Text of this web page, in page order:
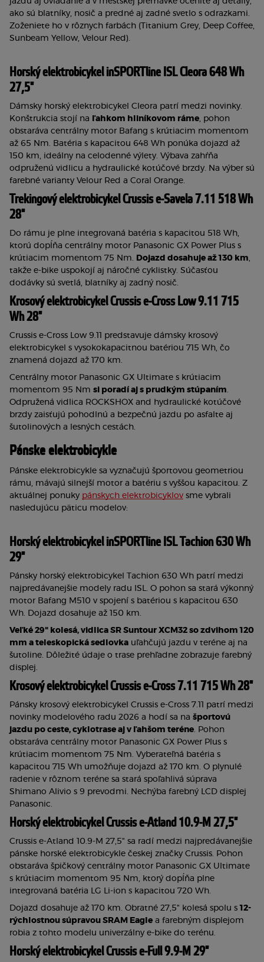
ako sú blatníky, nosič a predné aj zadné svetlo s odrazkami.
Zoženiete ho v rôznych farbách (Titanium Grey, Deep Coffee,
Sunbeam Yellow, Velour Red).
Horský elektrobicykel inSPORTline ISL Cleora 648 Wh
27,5"
Dámsky horský elektrobicykel Cleora patrí medzi novinky.
Konštrukcia stojí na
ľahkom hliníkovom ráme, pohon
obstaráva centrálny motor Bafang s krútiacim momentom
až 65 Nm. Batéria s kapacitou 648 Wh ponúka dojazd až
150 km, ideálny na celodenné výlety. Výbava zahŕňa
odpruženú vidlicu a hydraulické kotúčové brzdy. Na výber sú
farebné varianty Velour Red a Coral Orange.
Trekingový elektrobicykel Crussis e-Savela 7.11 518 Wh
28"
Do rámu je plne integrovaná batéria s kapacitou 518 Wh,
ktorú dopĺňa centrálny motor Panasonic GX Power Plus s
krútiacim momentom 75 Nm. Dojazd dosahuje až 130 km,
takže e-bike uspokojí aj náročné cyklistky. Súčasťou
dodávky sú svetlá, blatníky aj zadný nosič.
Krosový elektrobicykel Crussis e-Cross Low 9.11 715
Wh 28"
Crussis e-Cross Low 9.11 predstavuje dámsky krosový
elektrobicykel s vysokokapacitnou batériou 715 Wh, čo
znamená dojazd až 170 km.
Centrálny motor Panasonic GX Ultimate s krútiacim
momentom 95 Nm si poradí aj s prudkým stúpaním.
Odpružená vidlica ROCKSHOX and hydraulické kotúčové
brzdy zaisťujú pohodlnú a bezpečnú jazdu po asfalte aj
šutolinových a lesných cestách.
Pánske elektrobicykle
Pánske elektrobicykle sa vyznačujú športovou geometriou
rámu, mávajú silnejší motor a batériu s vyššou kapacitou. Z
aktuálnej ponuky pánskych elektrobicyklov sme vybrali
nasledujúcu päticu modelov:
Horský elektrobicykel inSPORTline ISL Tachion 630 Wh
29"
Pánsky horský elektrobicykel Tachion 630 Wh patrí medzi
najpredávanejšie modely radu ISL. O pohon sa stará výkonný
motor Bafang M510 v spojení s batériou s kapacitou 630
Wh. Dojazd dosahuje až 150 km.
Veľké 29" kolesá, vidlica SR Suntour XCM32 so zdvihom 120
mm a teleskopická sedlovka uľahčujú jazdu v teréne aj na
šutoline. Dôležité údaje o trase prehľadne zobrazuje farebný
displej.
Krosový elektrobicykel Crussis e-Cross 7.11 715 Wh 28"
Pánsky krosový elektrobicykel Crussis e-Cross 7.11 patrí medzi
novinky modelového radu 2026 a hodí sa na športovú
jazdu po ceste, cyklotrase aj v ľahšom teréne. Pohon
obstaráva centrálny motor Panasonic GX Power Plus s
krútiacim momentom 75 Nm. Vyberateľná batéria s
kapacitou 715 Wh umožňuje dojazd až 170 km. O plynulé
radenie v rôznom teréne sa stará spoľahlivá súprava
Shimano Alivio s 9 prevodmi. Nechýba farebný LCD displej
Panasonic.
Horský elektrobicykel Crussis e-Atland 10.9-M 27,5"
Crussis e-Atland 10.9-M 27,5" sa radí medzi najpredávanejšie
pánske horské elektrobicykle českej značky Crussis. Pohon
obstaráva špičkový centrálny motor Panasonic GX Ultimate
s krútiacim momentom 95 Nm, ktorý dopĺňa plne
integrovaná batéria LG Li-ion s kapacitou 720 Wh.
Dojazd dosahuje až 170 km. Obratné 27,5" kolesá spolu s 12-
rýchlostnou súpravou SRAM Eagle a farebným displejom
robia z tohto modelu univerzálny e-bike do terénu.
Horský elektrobicykel Crussis e-Full 9.9-M 29"